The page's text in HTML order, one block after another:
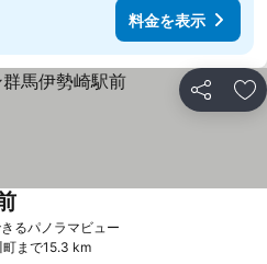
料金を表示
シェア お
るパノラマビュー
町まで15.3 km